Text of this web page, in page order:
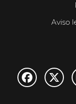
Aviso